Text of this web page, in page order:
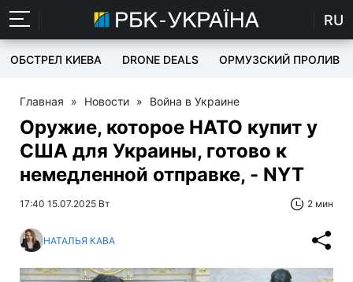
RU
ОБСТРЕЛ КИЕВА DRONE DEALS ОРМУЗСКИЙ ПРОЛИВ
Главная » Новости » Война в Украине
Оружие, которое НАТО купит у
США для Украины, готово к
немедленной отправке, - NYT
17:40 15.07.2025 Вт 2 мин
НАТАЛЬЯ КАВА